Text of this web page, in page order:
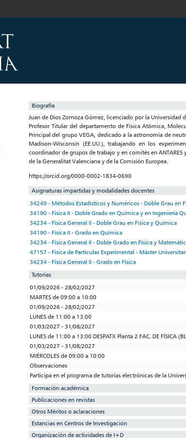
Biografía
Juan de Dios Zornoza Gómez, licenciado por la
Profesor Titular del departamento de Física Atómica,
Principal del grupo VEGA, dedicado a la astronomía de
Madison-Wisconsin (EE.UU.), trabajando en los
coordinador de grupos de trabajo y en comités en
de la Generalitat Valenciana y de la Comisión Europea.
https://orcid.org/0000-0002-1834-0690
Asignaturas impartidas y modalidades docentes
34249 - Métodos Estadísticos y Numéricos - Doble Grau en
34190 - Física II - Doble Grado en Química y en Ingeniería
34234 - Física General II - Doble Grau en Física y Química
34190 - Física II - Grado en Química
34234 - Física General II - Doble Grado en Física y
47157 - Física de Partículas Experimental - Máster
34234 - Física General II - Grado en Física
Tutorías
01/09/2026 - 28/02/2027
MARTES de 09:00 a 10:00
01/09/2026 - 28/02/2027
LUNES de 11:00 a 13:00
01/03/2027 - 31/08/2027
LUNES de 11:00 a 13:00 DESPATX Planta 2 FAC. DE FÍSICA
01/03/2027 - 31/08/2027
MIÉRCOLES de 09:00 a 10:00
Observaciones
Participa en el programa de tutorías electrónicas de la
Formación académica
Publicaciones en revistas
Otros Méritos o aclaraciones
Estancias en Centros de Investigación
Organización de actividades de I+D